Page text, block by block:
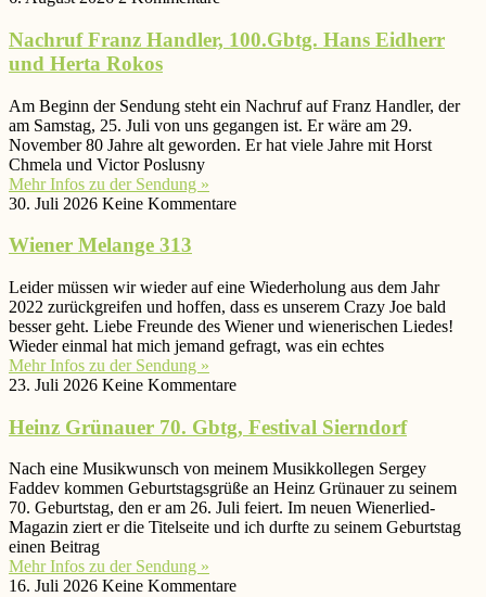
Nachruf Franz Handler, 100.Gbtg. Hans Eidherr
und Herta Rokos
Am Beginn der Sendung steht ein Nachruf auf Franz Handler, der
am Samstag, 25. Juli von uns gegangen ist. Er wäre am 29.
November 80 Jahre alt geworden. Er hat viele Jahre mit Horst
Chmela und Victor Poslusny
Mehr Infos zu der Sendung »
30. Juli 2026 Keine Kommentare
Wiener Melange 313
Leider müssen wir wieder auf eine Wiederholung aus dem Jahr
2022 zurückgreifen und hoffen, dass es unserem Crazy Joe bald
besser geht. Liebe Freunde des Wiener und wienerischen Liedes!
Wieder einmal hat mich jemand gefragt, was ein echtes
Mehr Infos zu der Sendung »
23. Juli 2026 Keine Kommentare
Heinz Grünauer 70. Gbtg, Festival Sierndorf
Nach eine Musikwunsch von meinem Musikkollegen Sergey
Faddev kommen Geburtstagsgrüße an Heinz Grünauer zu seinem
70. Geburtstag, den er am 26. Juli feiert. Im neuen Wienerlied-
Magazin ziert er die Titelseite und ich durfte zu seinem Geburtstag
einen Beitrag
Mehr Infos zu der Sendung »
16. Juli 2026 Keine Kommentare